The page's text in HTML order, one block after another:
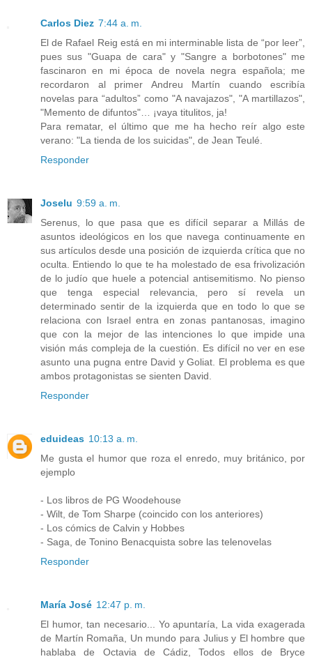
Carlos Diez 7:44 a. m.
El de Rafael Reig está en mi interminable lista de “por leer”,
pues sus "Guapa de cara" y "Sangre a borbotones" me
fascinaron en mi época de novela negra española; me
recordaron al primer Andreu Martín cuando escribía
novelas para “adultos” como "A navajazos", "A martillazos",
"Memento de difuntos"… ¡vaya titulitos, ja!
Para rematar, el último que me ha hecho reír algo este
verano: "La tienda de los suicidas", de Jean Teulé.
Responder
Joselu 9:59 a. m.
Serenus, lo que pasa que es difícil separar a Millás de
asuntos ideológicos en los que navega continuamente en
sus artículos desde una posición de izquierda crítica que no
oculta. Entiendo lo que te ha molestado de esa frivolización
de lo judío que huele a potencial antisemitismo. No pienso
que tenga especial relevancia, pero sí revela un
determinado sentir de la izquierda que en todo lo que se
relaciona con Israel entra en zonas pantanosas, imagino
que con la mejor de las intenciones lo que impide una
visión más compleja de la cuestión. Es difícil no ver en ese
asunto una pugna entre David y Goliat. El problema es que
ambos protagonistas se sienten David.
Responder
eduideas 10:13 a. m.
Me gusta el humor que roza el enredo, muy británico, por
ejemplo
- Los libros de PG Woodehouse
- Wilt, de Tom Sharpe (coincido con los anteriores)
- Los cómics de Calvin y Hobbes
- Saga, de Tonino Benacquista sobre las telenovelas
Responder
María José 12:47 p. m.
El humor, tan necesario... Yo apuntaría, La vida exagerada
de Martín Romaña, Un mundo para Julius y El hombre que
hablaba de Octavia de Cádiz, Todos ellos de Bryce